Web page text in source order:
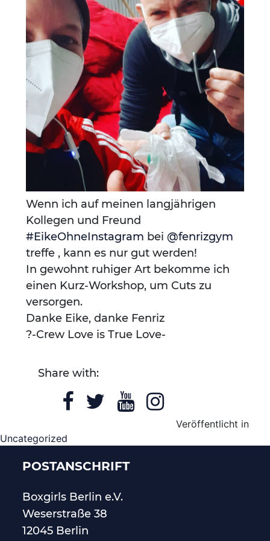
Wenn ich auf meinen langjährigen
Kollegen und Freund
#EikeOhneInstagram bei @fenrizgym
treffe , kann es nur gut werden!
In gewohnt ruhiger Art bekomme ich
einen Kurz-Workshop, um Cuts zu
versorgen.
Danke Eike, danke Fenriz
?-Crew Love is True Love-
Share with:
Veröffentlicht in
Uncategorized
POSTANSCHRIFT
Boxgirls Berline.V.
Weserstraße 38
12045 Berlin